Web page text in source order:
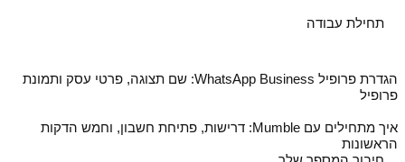
תחילת עבודה
הגדרת פרופיל WhatsApp Business: שם תצוגה, פרטי עסק ותמונת
פרופיל
איך מתחילים עם Mumble: דרישות, פתיחת חשבון, וחמש הדקות
הראשונות